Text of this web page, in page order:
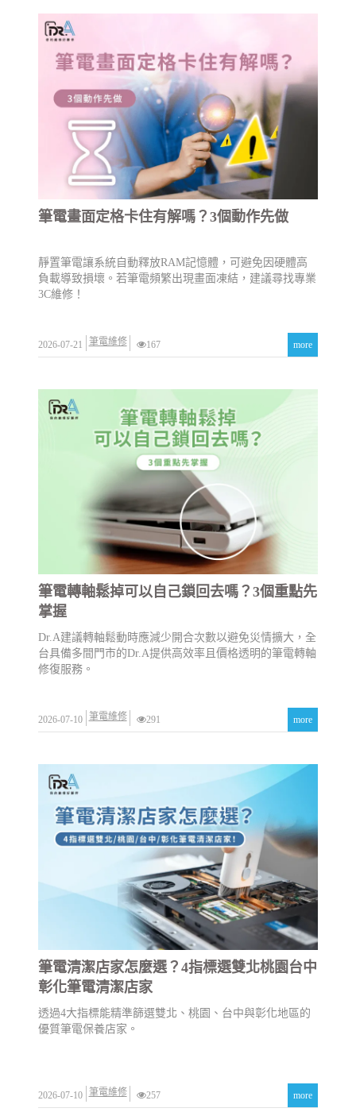
筆電畫面定格卡住有解嗎？3個動作先做
靜置筆電讓系統自動釋放RAM記憶體，可避免因硬體高
負載導致損壞。若筆電頻繁出現畫面凍結，建議尋找專業
3C維修！
2026-07-21 筆電維修 167 more
筆電轉軸鬆掉可以自己鎖回去嗎？3個重點先
掌握
Dr.A建議轉軸鬆動時應減少開合次數以避免災情擴大，全
台具備多間門市的Dr.A提供高效率且價格透明的筆電轉軸
修復服務。
2026-07-10 筆電維修 291 more
筆電清潔店家怎麼選？4指標選雙北桃園台中
彰化筆電清潔店家
透過4大指標能精準篩選雙北、桃園、台中與彰化地區的
優質筆電保養店家。
2026-07-10 筆電維修 257 more